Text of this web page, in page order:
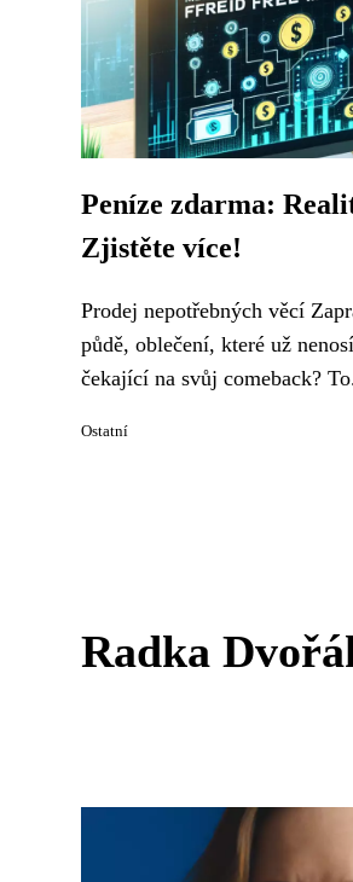
Peníze zdarma:
Zjistěte více!
Prodej nepotřebných věcí
půdě, oblečení, které už
čekající na svůj comeback?
Ostatní
Radka